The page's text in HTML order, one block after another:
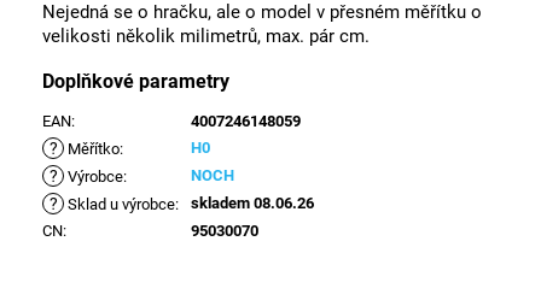
Nejedná se o hračku, ale o model v přesném měřítku o
velikosti několik milimetrů, max. pár cm.
Doplňkové parametry
EAN: 4007246148059
? Měřítko: H0
? Výrobce: NOCH
? Sklad u výrobce:
skladem 08.06.26
CN: 95030070